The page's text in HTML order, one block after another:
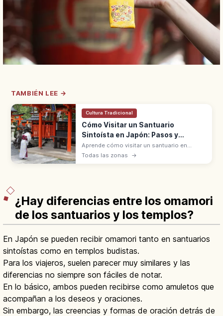
TAMBIÉN LEE →
Cultura Tradicional
Cómo Visitar un Santuario
Sintoísta en Japón: Pasos y
Normas
Aprende cómo visitar un santuario en
Japón: significado, pasos básicos y
Todas las zonas →
¿Hay diferencias entre los omamori
de los santuarios y los templos?
En Japón se pueden recibir omamori tanto en santuarios
sintoístas como en templos budistas.
Para los viajeros, suelen parecer muy similares y las
diferencias no siempre son fáciles de notar.
En lo básico, ambos pueden recibirse como amuletos que
acompañan a los deseos y oraciones.
Sin embargo, las creencias y formas de oración detrás de